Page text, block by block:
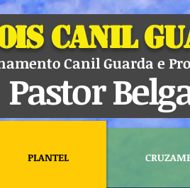
Pastor
Canil
Canil Guarda e
PLANTEL